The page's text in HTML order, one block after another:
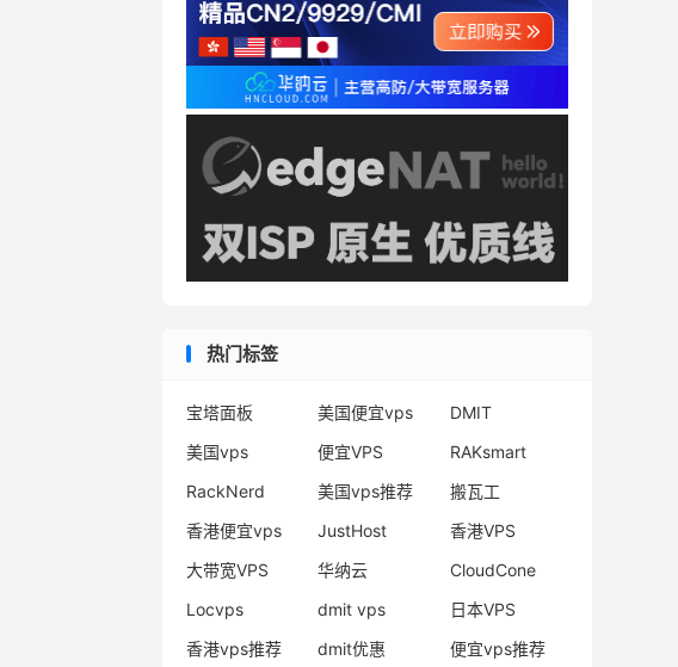
热门标签
宝塔面板 美国便宜vps
DMIT
美国vps
便宜VPS
RAKsmart
RackNerd
美国vps推荐
搬瓦工
香港便宜vps
JustHost
香港VPS
大带宽VPS
华纳云
CloudCone
Locvps
dmit vps
日本VPS
香港vps推荐
dmit优惠
便宜vps推荐